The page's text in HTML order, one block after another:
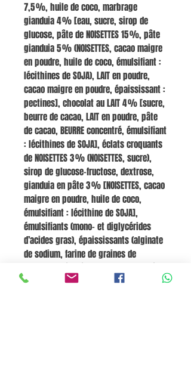
7,5 %, huile de coco, marbrage
gianduia 4 % [eau, sucre, sirop de
glucose, pâte de NOISETTES 15 %, pâte
gianduia 5 % (NOISETTES, cacao maigre
en poudre, huile de coco, émulsifiant :
lécithines de SOJA), LAIT en poudre,
cacao maigre en poudre, épaississant :
pectines], chocolat au LAIT 4 % [sucre,
beurre de cacao, LAIT en poudre, pâte
de cacao, BEURRE concentré, émulsifiant
: lécithines de SOJA], éclats croquants
de NOISETTES 3 % (NOISETTES, sucre),
sirop de glucose-fructose, dextrose,
gianduia en pâte 3 % [NOISETTES, cacao
maigre en poudre, huile de coco,
émulsifiant : lécithine de SOJA],
émulsifiants (mono- et diglycérides
d’acides gras), épaississants (alginate
de sodium, farine de graines de
(AMANDES, sucre), arômes.Peut contenir